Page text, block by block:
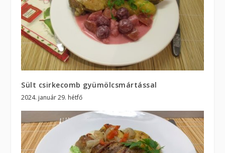
Sült csirkecomb gyümölcsmártással
2024. január 29. hétfő